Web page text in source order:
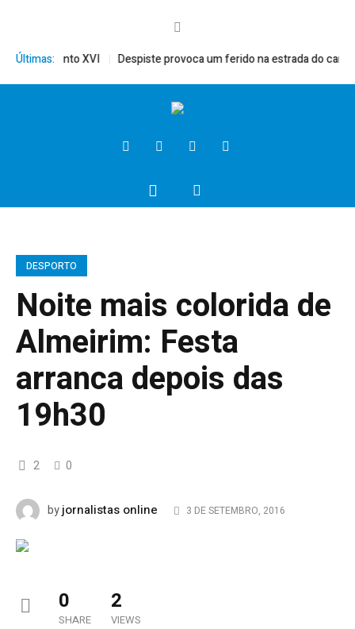
Últimas:Bento XVI Despiste provoca um ferido na estrada do campo
DESPORTO
Noite mais colorida de
Almeirim: Festa
arranca depois das
19h30
2 0
byjornalistas online 3 DE SETEMBRO, 2016
0
SHARE
2
VIEWS